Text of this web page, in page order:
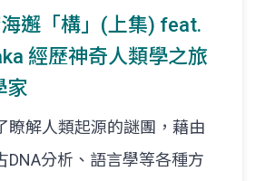
海邂「構」(上集) feat.
經歷神奇人類學之旅
家
瞭解人類起源的謎團，藉由
DNA分析、語言學等各種方